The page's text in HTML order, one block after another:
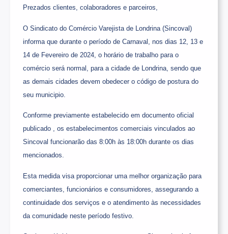
Prezados clientes, colaboradores e parceiros,
O Sindicato do Comércio Varejista de Londrina (Sincoval)
informa que durante o período de Carnaval, nos dias 12, 13 e
14 de Fevereiro de 2024, o horário de trabalho para o
comércio será normal, para a cidade de Londrina, sendo que
as demais cidades devem obedecer o código de postura do
seu municipio.
Conforme previamente estabelecido em documento oficial
publicado , os estabelecimentos comerciais vinculados ao
Sincoval funcionarão das 8:00h às 18:00h durante os dias
mencionados.
Esta medida visa proporcionar uma melhor organização para
comerciantes, funcionários e consumidores, assegurando a
continuidade dos serviços e o atendimento às necessidades
da comunidade neste período festivo.